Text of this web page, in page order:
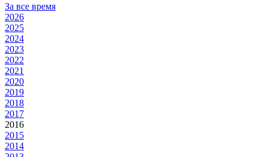
За все время
2026
2025
2024
2023
2022
2021
2020
2019
2018
2017
2016
2015
2014